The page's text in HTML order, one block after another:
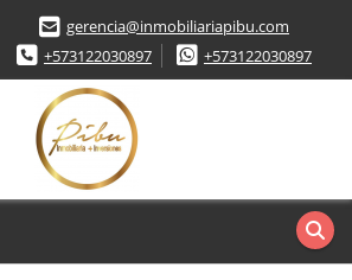
gerencia@inmobiliariapibu.com
+573122030897
+573122030897